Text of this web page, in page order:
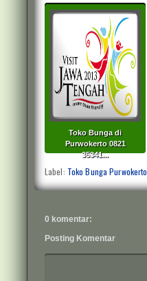
Toko Bunga di
Purwokerto 0821
35341...
Label: Toko Bunga Purwokerto
0 komentar:
Posting Komentar